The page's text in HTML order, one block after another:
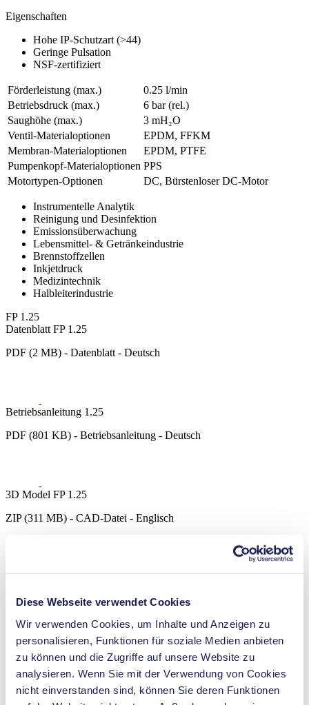
Diese Webseite verwendet Cookies
Wir verwenden Cookies, um Inhalte und Anzeigen zu
personalisieren, Funktionen für soziale Medien anbieten
zu können und die Zugriffe auf unsere Website zu
analysieren. Wenn Sie mit der Verwendung von Cookies
nicht einverstanden sind, können Sie deren Funktionen
Eigenschaften
Hohe IP-Schutzart (>44)
Geringe Pulsation
NSF-zertifiziert
Förderleistung (max.)
0.25 l/min
Betriebsdruck (max.)
6 bar (rel.)
Saughöhe (max.)
3 mH₂O
Ventil-Materialoptionen
EPDM, FFKM
Membran-Materialoptionen
EPDM, PTFE
Pumpenkopf‑Materialoptionen PPS
Motortypen-Optionen
DC, Bürstenloser DC-Motor
Instrumentelle Analytik
Reinigung und Desinfektion
Emissionsüberwachung
Lebensmittel- & Getränkeindustrie
Brennstoffzellen
Inkjetdruck
Medizintechnik
Halbleiterindustrie
FP 1.25
Datenblatt FP 1.25
PDF (2 MB) - Datenblatt - Deutsch
Betriebsanleitung 1.25
PDF (801 KB) - Betriebsanleitung - Deutsch
3D Model FP 1.25
ZIP (311 MB) - CAD-Datei - Englisch
Technische Details
Förderleistung (max.)
0.25 l/min
Betriebsdruck (max.)
6 bar (rel.)
Saughöhe (max.)
3 mH₂O